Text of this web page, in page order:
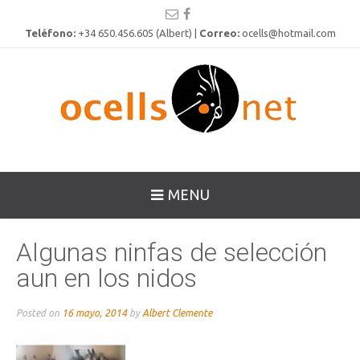
Teléfono:+34 650.456.605 (Albert) | Correo: ocells@hotmail.com
MENU
Algunas ninfas de selección
aun en los nidos
Posted on 16 mayo, 2014by Albert Clemente